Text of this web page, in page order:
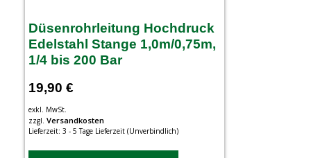
Düsenrohrleitung Hochdruck
Edelstahl Stange 1,0m/0,75m,
1/4 bis 200 Bar
19,90 €
exkl. MwSt.
zzgl. Versandkosten
Lieferzeit: 3 - 5 Tage Lieferzeit (Unverbindlich)